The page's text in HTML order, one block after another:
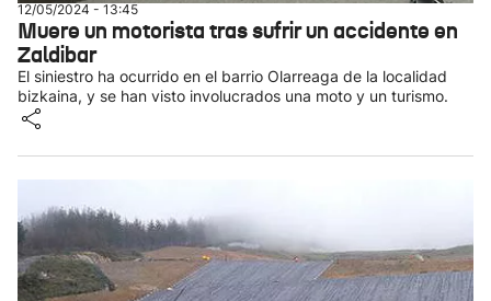
12/05/2024 - 13:45
Muere un motorista tras sufrir un accidente en
Zaldibar
El siniestro ha ocurrido en el barrio Olarreaga de la localidad
bizkaina, y se han visto involucrados una moto y un turismo.